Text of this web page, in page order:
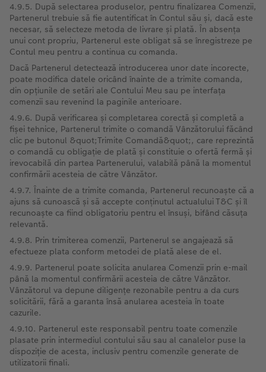
4.9.5. După selectarea produselor, pentru finalizarea Comenzii,
Partenerul trebuie să fie autentificat în Contul său și, dacă este
necesar, să selecteze metoda de livrare și plată. În absența
unui cont propriu, Partenerul este obligat să se înregistreze pe
Contul meu pentru a continua cu comanda.
Dacă Partenerul detectează introducerea unor date incorecte,
poate modifica datele oricând înainte de a trimite comanda,
din opțiunile de setări ale Contului Meu sau pe interfața
comenzii sau revenind la paginile anterioare.
4.9.6. După verificarea și completarea corectă și completă a
fișei tehnice, Partenerul trimite o comandă Vânzătorului făcând
clic pe butonul &quot;Trimite Comandă&quot;, care reprezintă
o comandă cu obligație de plată și constituie o ofertă fermă și
irevocabilă din partea Partenerului, valabilă până la momentul
confirmării acesteia de către Vânzător.
4.9.7. Înainte de a trimite comanda, Partenerul recunoaște că a
ajuns să cunoască și să accepte conținutul actualului T&C și îl
recunoaște ca fiind obligatoriu pentru el însuși, bifând căsuța
relevantă.
4.9.8. Prin trimiterea comenzii, Partenerul se angajează să
efectueze plata conform metodei de plată alese de el.
4.9.9. Partenerul poate solicita anularea Comenzii prin e-mail
până la momentul confirmării acesteia de către Vânzător.
Vânzătorul va depune diligențe rezonabile pentru a da curs
solicitării, fără a garanta însă anularea acesteia în toate
cazurile.
4.9.10. Partenerul este responsabil pentru toate comenzile
plasate prin intermediul contului său sau al canalelor puse la
dispoziție de acesta, inclusiv pentru comenzile generate de
utilizatorii finali.